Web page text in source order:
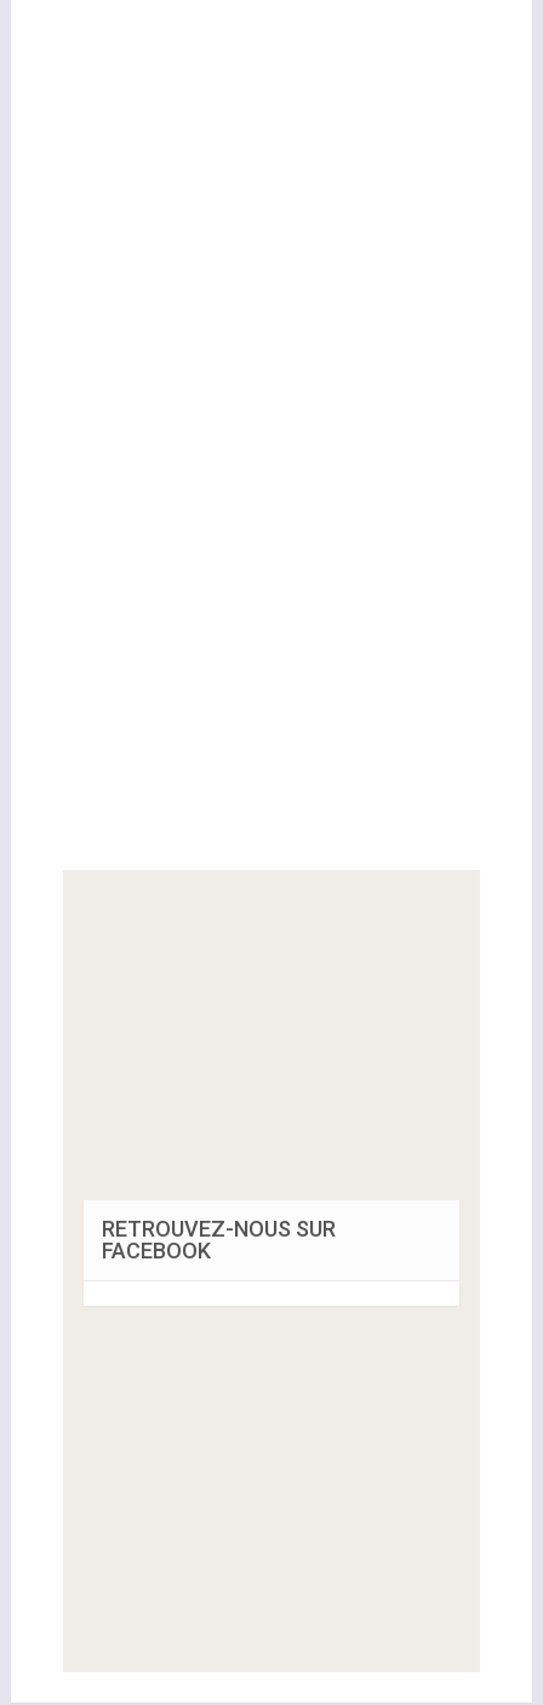
RETROUVEZ-NOUS SUR
FACEBOOK